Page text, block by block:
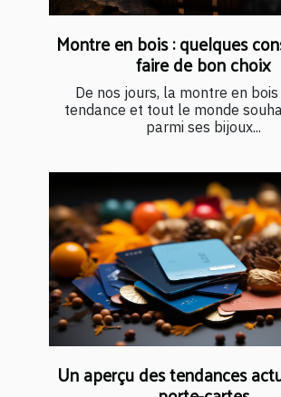
Montre en bois : quelques
faire de bon choix
De nos jours, la montre en
tendance et tout le monde
parmi ses bijoux...
Un aperçu des tendances